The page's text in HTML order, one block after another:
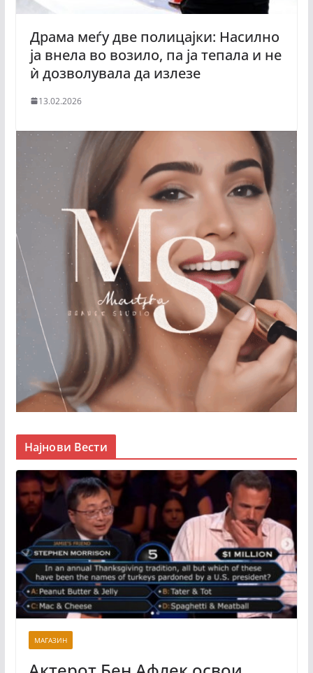
Драма меѓу две полицајки: Насилно
ја внела во возило, па ја тепала и не
ѝ дозволувала да излезе
13.02.2026
Најнови Вести
МАГАЗИН